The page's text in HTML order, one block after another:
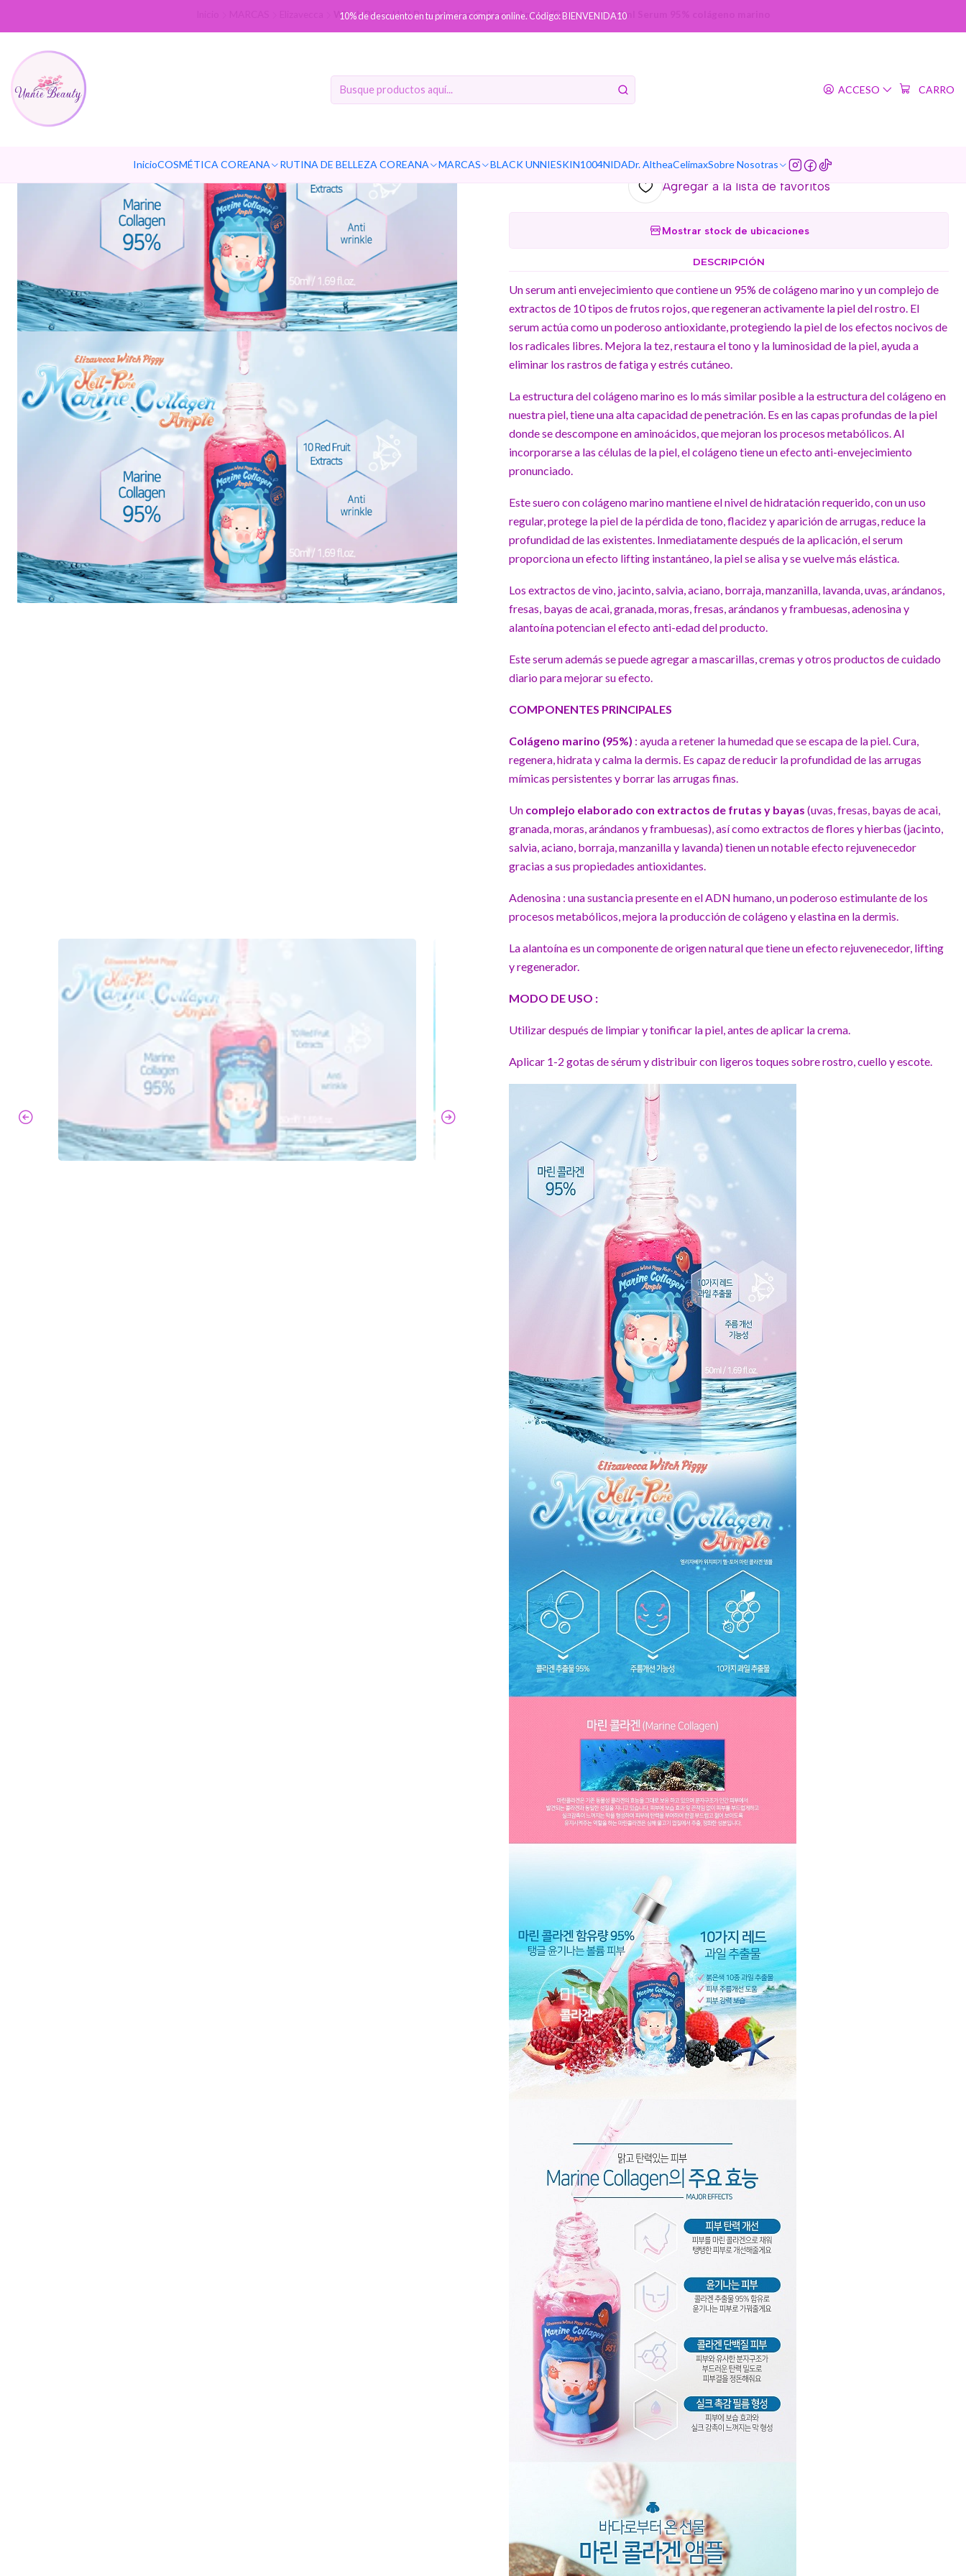
ACCESO CARRO
InicioCOSMÉTICA COREANA RUTINA DE BELLEZA COREANA MARCAS BLACK UNNIESKIN1004NIDADr. AltheaCelimaxSobre Nosotras
10% de descuento en tu primera compra online. Código: BIENVENIDA10
Witch Piggy Hell Pore Marine Collagen Ample (Elizavecca) - 50ml Serum 95% colágeno marino
Witch Piggy Hell Pore Marine
Collagen Ample (Elizavecca) - 50ml
Agregar a la lista de favoritos
Mostrar stock de ubicaciones
DESCRIPCIÓN
Un serum anti envejecimiento que contiene un 95% de colágeno marino y un complejo de
extractos de 10 tipos de frutos rojos, que regeneran activamente la piel del rostro. El
serum actúa como un poderoso antioxidante, protegiendo la piel de los efectos nocivos de
los radicales libres. Mejora la tez, restaura el tono y la luminosidad de la piel, ayuda a
eliminar los rastros de fatiga y estrés cutáneo.
La estructura del colágeno marino es lo más similar posible a la estructura del colágeno en
nuestra piel, tiene una alta capacidad de penetración. Es en las capas profundas de la piel
donde se descompone en aminoácidos, que mejoran los procesos metabólicos. Al
incorporarse a las células de la piel, el colágeno tiene un efecto anti-envejecimiento
pronunciado.
Este suero con colágeno marino mantiene el nivel de hidratación requerido, con un uso
regular, protege la piel de la pérdida de tono, flacidez y aparición de arrugas, reduce la
profundidad de las existentes. Inmediatamente después de la aplicación, el serum
proporciona un efecto lifting instantáneo, la piel se alisa y se vuelve más elástica.
Los extractos de vino, jacinto, salvia, aciano, borraja, manzanilla, lavanda, uvas, arándanos,
fresas, bayas de acai, granada, moras, fresas, arándanos y frambuesas, adenosina y
alantoína potencian el efecto anti-edad del producto.
Este serum además se puede agregar a mascarillas, cremas y otros productos de cuidado
diario para mejorar su efecto.
COMPONENTES PRINCIPALES
Colágeno marino (95%) : ayuda a retener la humedad que se escapa de la piel. Cura,
regenera, hidrata y calma la dermis. Es capaz de reducir la profundidad de las arrugas
mímicas persistentes y borrar las arrugas finas.
Un complejo elaborado con extractos de frutas y bayas (uvas, fresas, bayas de acai,
granada, moras, arándanos y frambuesas), así como extractos de flores y hierbas (jacinto,
salvia, aciano, borraja, manzanilla y lavanda) tienen un notable efecto rejuvenecedor
gracias a sus propiedades antioxidantes.
Adenosina : una sustancia presente en el ADN humano, un poderoso estimulante de los
procesos metabólicos, mejora la producción de colágeno y elastina en la dermis.
La alantoína es un componente de origen natural que tiene un efecto rejuvenecedor, lifting
y regenerador.
MODO DE USO :
Utilizar después de limpiar y tonificar la piel, antes de aplicar la crema.
Aplicar 1-2 gotas de sérum y distribuir con ligeros toques sobre rostro, cuello y escote.